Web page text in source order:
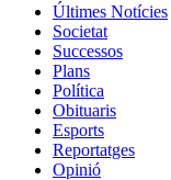
Últimes Notícies
Societat
Successos
Plans
Política
Obituaris
Esports
Reportatges
Opinió